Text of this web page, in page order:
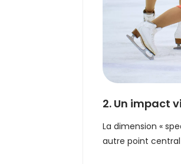
2. Un impact
La dimension «
autre point